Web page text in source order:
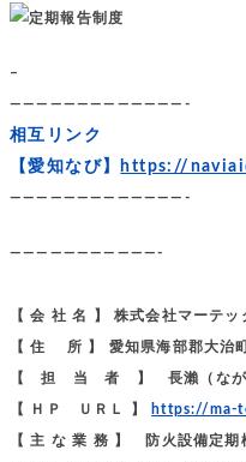
–
—————————————-
相互リンク
【愛知なび】
https://
—————————————-
———————————-
【 会 社 名 】 株式会社マーテッ
【 住 所 】 愛知県海部郡大治
【 担 当 者 】 長瀨（なが
【 ＨＰ ＵＲＬ 】 https://ma-
【 主 な 業 務 】 防火設備定